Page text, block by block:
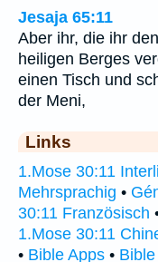
Jesaja 65:11
Aber ihr, die ihr
heiligen Berges
einen Tisch und
der Meni,
Links
1.Mose 30:11
Mehrsprachig •
30:11 Französisch
1.Mose 30:11
• Bible Apps •